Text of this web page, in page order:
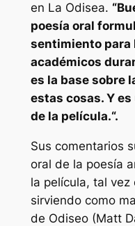
en La Odisea. “
poesía oral
sentimiento para
académicos
es la base sobre
estas cosas. Y
de la película.“.
Sus comentarios
oral de la poesía
la película, tal
sirviendo como
de Odiseo (Matt